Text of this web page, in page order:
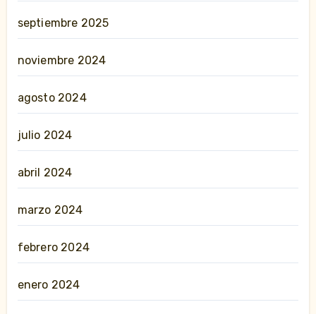
septiembre 2025
noviembre 2024
agosto 2024
julio 2024
abril 2024
marzo 2024
febrero 2024
enero 2024